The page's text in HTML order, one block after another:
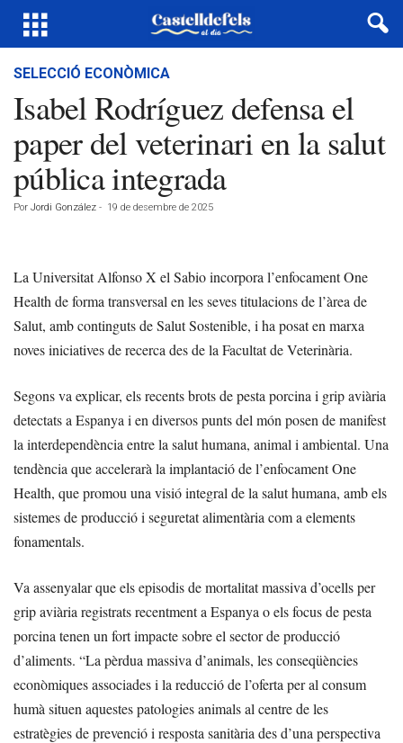
SELECCIÓ ECONÒMICA
Isabel Rodríguez defensa el
paper del veterinari en la salut
pública integrada
Por Jordi González - 19 de desembre de 2025
La Universitat Alfonso X el Sabio incorpora l’enfocament One
Health de forma transversal en les seves titulacions de l’àrea de
Salut, amb continguts de Salut Sostenible, i ha posat en marxa
noves iniciatives de recerca des de la Facultat de Veterinària.
Segons va explicar, els recents brots de pesta porcina i grip aviària
detectats a Espanya i en diversos punts del món posen de manifest
la interdependència entre la salut humana, animal i ambiental. Una
tendència que accelerarà la implantació de l’enfocament One
Health, que promou una visió integral de la salut humana, amb els
sistemes de producció i seguretat alimentària com a elements
fonamentals.
Va assenyalar que els episodis de mortalitat massiva d’ocells per
grip aviària registrats recentment a Espanya o els focus de pesta
porcina tenen un fort impacte sobre el sector de producció
d’aliments. “La pèrdua massiva d’animals, les conseqüències
econòmiques associades i la reducció de l’oferta per al consum
humà situen aquestes patologies animals al centre de les
estratègies de prevenció i resposta sanitària des d’una perspectiva